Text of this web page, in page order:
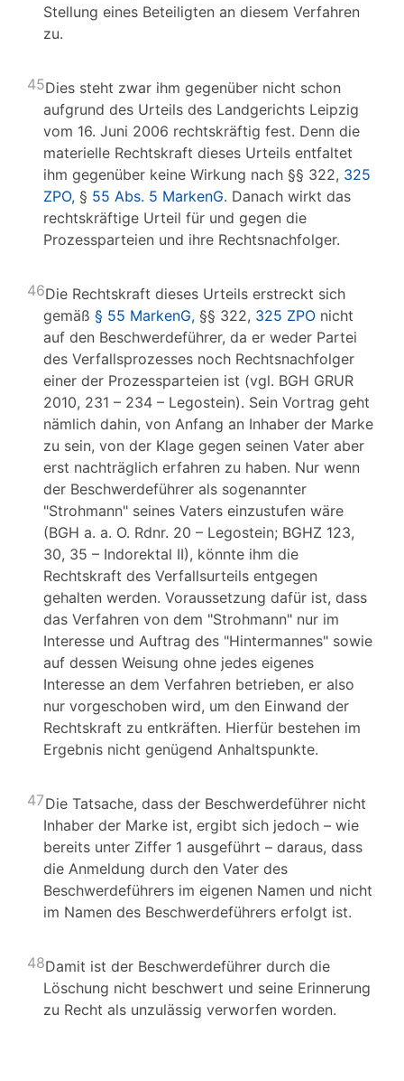
Stellung eines Beteiligten an diesem Verfahren
zu.
45Dies steht zwar ihm gegenüber nicht schon
aufgrund des Urteils des Landgerichts Leipzig
vom 16. Juni 2006 rechtskräftig fest. Denn die
materielle Rechtskraft dieses Urteils entfaltet
ihm gegenüber keine Wirkung nach §§ 322, 325
ZPO, § 55 Abs. 5 MarkenG. Danach wirkt das
rechtskräftige Urteil für und gegen die
Prozessparteien und ihre Rechtsnachfolger.
46Die Rechtskraft dieses Urteils erstreckt sich
gemäß § 55 MarkenG, §§ 322, 325 ZPO nicht
auf den Beschwerdeführer, da er weder Partei
des Verfallsprozesses noch Rechtsnachfolger
einer der Prozessparteien ist (vgl. BGH GRUR
2010, 231 – 234 – Legostein). Sein Vortrag geht
nämlich dahin, von Anfang an Inhaber der Marke
zu sein, von der Klage gegen seinen Vater aber
erst nachträglich erfahren zu haben. Nur wenn
der Beschwerdeführer als sogenannter
"Strohmann" seines Vaters einzustufen wäre
(BGH a. a. O. Rdnr. 20 – Legostein; BGHZ 123,
30, 35 – Indorektal II), könnte ihm die
Rechtskraft des Verfallsurteils entgegen
gehalten werden. Voraussetzung dafür ist, dass
das Verfahren von dem "Strohmann" nur im
Interesse und Auftrag des "Hintermannes" sowie
auf dessen Weisung ohne jedes eigenes
Interesse an dem Verfahren betrieben, er also
nur vorgeschoben wird, um den Einwand der
Rechtskraft zu entkräften. Hierfür bestehen im
Ergebnis nicht genügend Anhaltspunkte.
47Die Tatsache, dass der Beschwerdeführer nicht
Inhaber der Marke ist, ergibt sich jedoch – wie
bereits unter Ziffer 1 ausgeführt – daraus, dass
die Anmeldung durch den Vater des
Beschwerdeführers im eigenen Namen und nicht
im Namen des Beschwerdeführers erfolgt ist.
48Damit ist der Beschwerdeführer durch die
Löschung nicht beschwert und seine Erinnerung
zu Recht als unzulässig verworfen worden.